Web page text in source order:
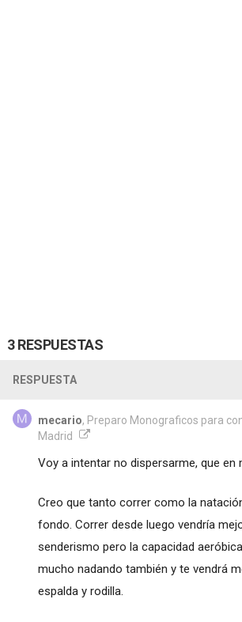
3 RESPUESTAS
RESPUESTA
mecario, Preparo Monograficos para
Madrid
Voy a intentar no dispersarme, que en
Creo que tanto correr como la
fondo. Correr desde luego vendría
senderismo pero la capacidad
mucho nadando también y te vendrá
espalda y rodilla.